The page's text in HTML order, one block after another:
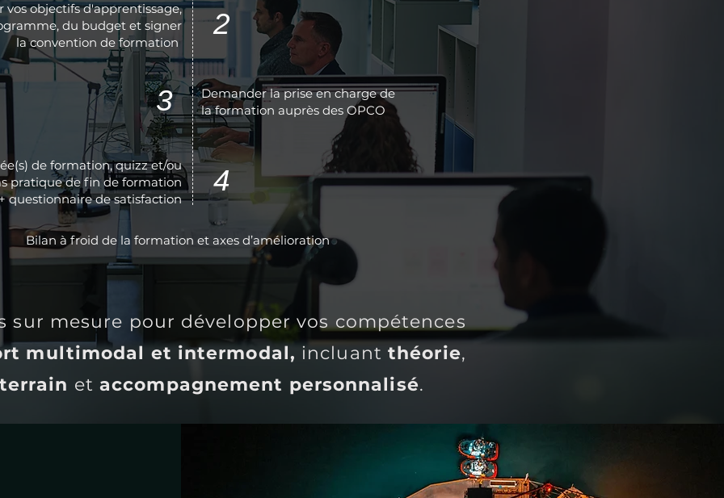
vos objectifs d'apprentissage,
du budget et signer
la convention de formation
2
Demander la prise en charge de
la formation auprès des OPCO
3
de formation, quizz et/ou
pratique de fin de formation
questionnaire de satisfaction
4
Bilan à froid de la formation et axes d’amélioration
sur mesure pour développer vos compétences
multimodal et intermodal, incluant théorie,
et accompagnement personnalisé.